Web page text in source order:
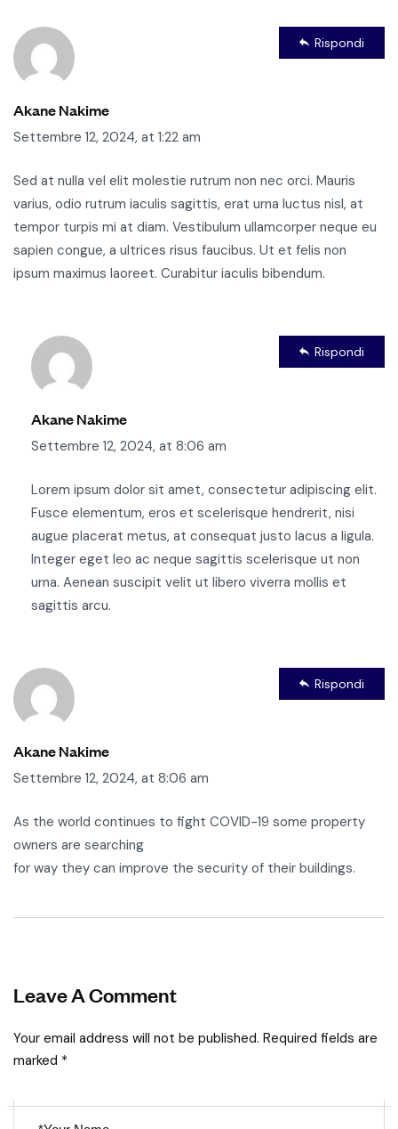
Akane Nakime
Settembre 12, 2024, at 1:22 am
Sed at nulla vel elit molestie rutrum non nec orci. Mauris
varius, odio rutrum iaculis sagittis, erat urna luctus nisl, at
tempor turpis mi at diam. Vestibulum ullamcorper neque eu
sapien congue, a ultrices risus faucibus. Ut et felis non
ipsum maximus laoreet. Curabitur iaculis bibendum.
Rispondi
Akane Nakime
Settembre 12, 2024, at 8:06 am
Lorem ipsum dolor sit amet, consectetur adipiscing elit.
Fusce elementum, eros et scelerisque hendrerit, nisi
augue placerat metus, at consequat justo lacus a ligula.
Integer eget leo ac neque sagittis scelerisque ut non
urna. Aenean suscipit velit ut libero viverra mollis et
sagittis arcu.
Rispondi
Akane Nakime
Settembre 12, 2024, at 8:06 am
As the world continues to fight COVID-19 some property
owners are searching
for way they can improve the security of their buildings.
Rispondi
Leave A Comment
Your email address will not be published. Required fields are
marked *